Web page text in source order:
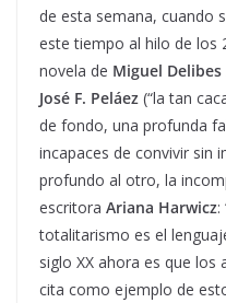
de esta semana, cuando
este tiempo al hilo de los
novela de Miguel Delibes
José F. Peláez (“la tan
de fondo, una profunda
incapaces de convivir sin
profundo al otro, la
escritora Ariana Harwicz:
totalitarismo es el
siglo XX ahora es que los
cita como ejemplo de